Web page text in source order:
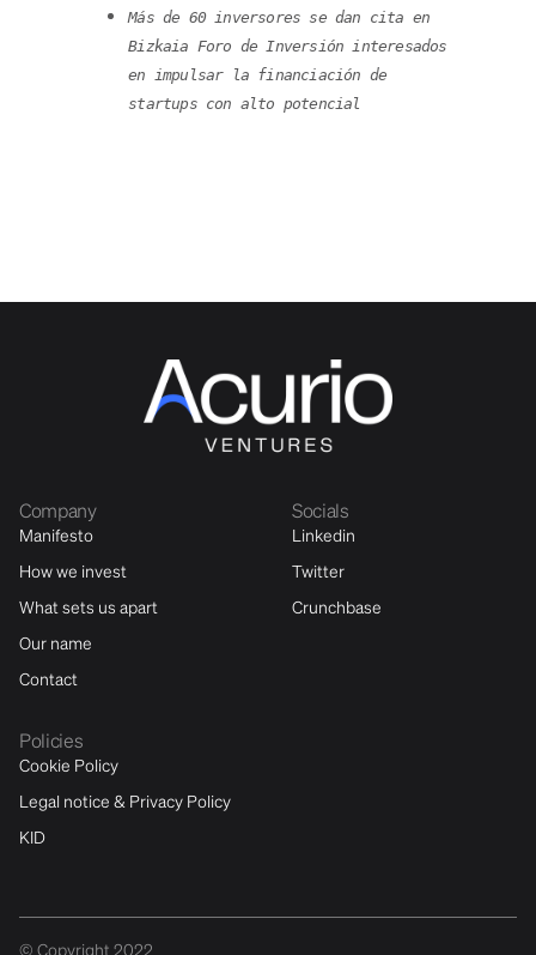
Más de 60 inversores se dan cita en
Bizkaia Foro de Inversión interesados
en impulsar la financiación de
startups con alto potencial
Company
Manifesto
How we invest
What sets us apart
Our name
Contact
Socials
Linkedin
Twitter
Crunchbase
Policies
Cookie Policy
Legal notice & Privacy Policy
KID
© Copyright 2022